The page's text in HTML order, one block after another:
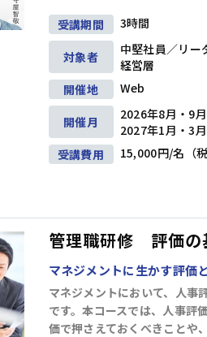
受講期間 3時間
対象者
中堅社員／リー
経営層
開催地
Web
開催月
2026年8月・9
2027年1月・3月
受講費用
15,000円/名（税
管理職研修 評価の
マネジメントに生かす評価
マネジメントにおいて、人事
です。本コースでは、人事評
価で押さえておくべきことや